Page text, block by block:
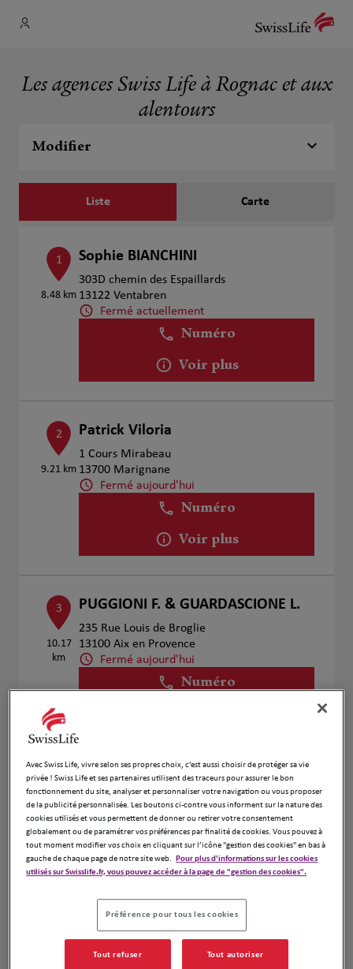
Les agences Swiss Life à Rognac et aux
alentours
Modifier
Liste Carte
1
8.48 km
Sophie BIANCHINI
303D chemin des Espaillards
13122 Ventabren
Fermé actuellement
Numéro
Voir plus
2
9.21 km
Patrick Viloria
1 Cours Mirabeau
13700 Marignane
Fermé aujourd'hui
Numéro
Voir plus
3
10.17
km
PUGGIONI F. & GUARDASCIONE L.
235 Rue Louis de Broglie
13100 Aix en Provence
Fermé aujourd'hui
Numéro
4
11.22
km
MELLAK MOHAMED
80 rue Charles Duchesne
13290 AIX EN PROVENCE
Fermé aujourd'hui
Numéro
ASSOCIATION ROUCH ET RICHTER
Avec Swiss Life, vivre selon ses propres choix, c’est aussi choisir de protéger sa vie
privée ! Swiss Life et ses partenaires utilisent des traceurs pour assurer le bon
fonctionnement du site, analyser et personnaliser votre navigation ou vous proposer
de la publicité personnalisée. Les boutons ci-contre vous informent sur la nature des
cookies utilisés et vous permettent de donner ou retirer votre consentement
globalement ou de paramétrer vos préférences par finalité de cookies. Vous pouvez à
tout moment modifier vos choix en cliquant sur l’icône "gestion des cookies" en bas à
gauche de chaque page de notre site web. Pour plus d'informations sur les cookies
utilisés sur Swisslife.fr, vous pouvez accéder à la page de "gestion des cookies".
Préférence pour tous les cookies
Tout refuser Tout autoriser